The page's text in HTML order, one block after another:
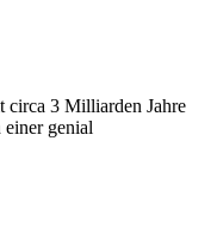
circa 3 Milliarden Jahre
genial